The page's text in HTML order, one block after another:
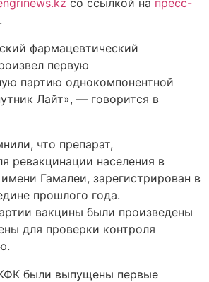
со ссылкой на пресс-
фармацевтический
первую
партию однокомпонентной
Лайт», — говорится в
что препарат,
ревакцинации населения в
Гамалеи, зарегистрирован в
прошлого года.
вакцины были произведены
для проверки контроля
были выпущены первые